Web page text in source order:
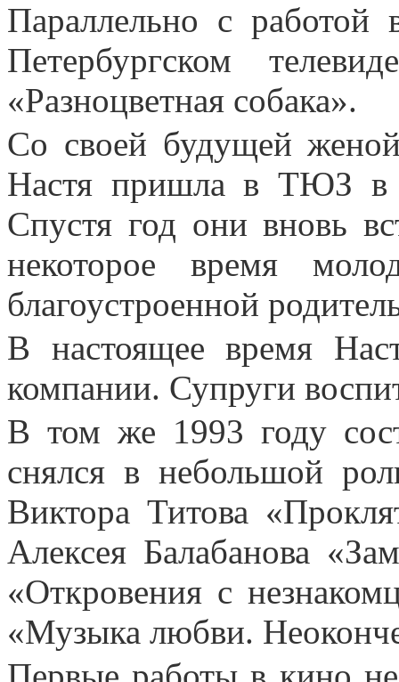
Параллельно с
Петербургском
«Разноцветная собака».
Со своей будущей
Настя пришла в ТЮЗ в
Спустя год они вновь
некоторое время
благоустроенной
В настоящее время
компании. Супруги
В том же 1993 году
снялся в небольшой
Виктора Титова
Алексея Балабанова
«Откровения с
«Музыка любви.